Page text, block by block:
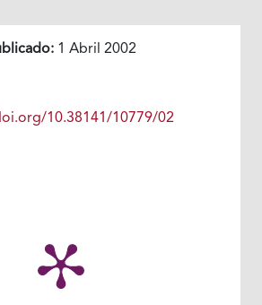
1 Abril 2002
10.38141/10779/02